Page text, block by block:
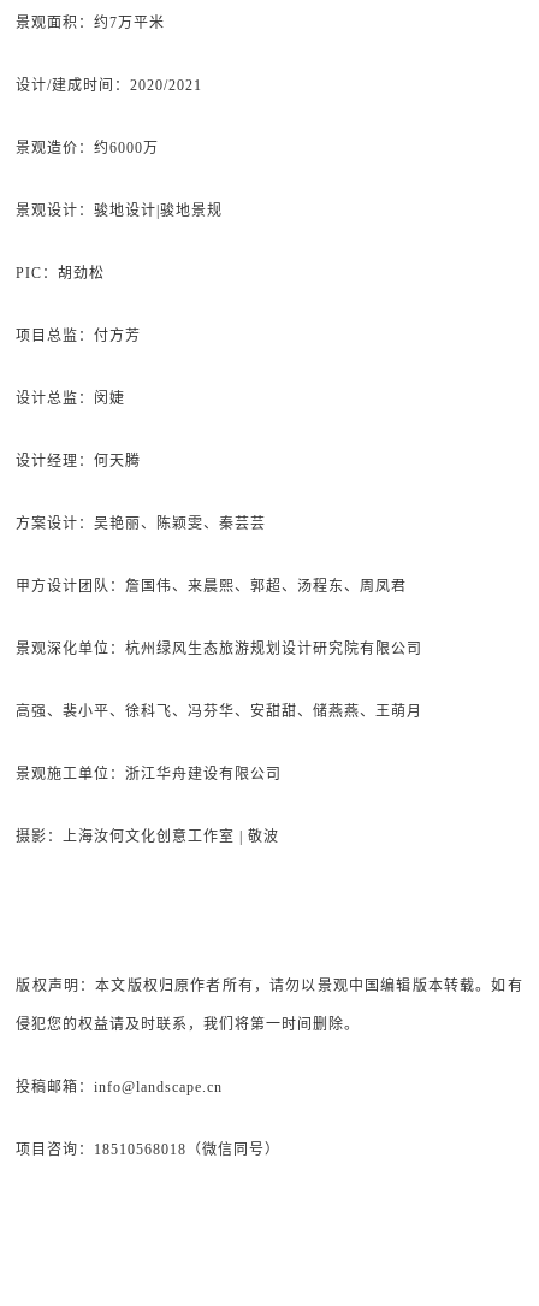
景观面积：约7万平米
设计/建成时间：2020/2021
景观造价：约6000万
景观设计：骏地设计|骏地景规
PIC：胡劲松
项目总监：付方芳
设计总监：闵婕
设计经理：何天腾
方案设计：吴艳丽、陈颖雯、秦芸芸
甲方设计团队：詹国伟、来晨熙、郭超、汤程东、周凤君
景观深化单位：杭州绿风生态旅游规划设计研究院有限公司
高强、裴小平、徐科飞、冯芬华、安甜甜、储燕燕、王萌月
景观施工单位：浙江华舟建设有限公司
摄影：上海汝何文化创意工作室 | 敬波
版权声明：本文版权归原作者所有，请勿以景观中国编辑版本转载。如有
侵犯您的权益请及时联系，我们将第一时间删除。
投稿邮箱：info@landscape.cn
项目咨询：18510568018（微信同号）